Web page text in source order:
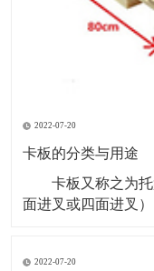
2022-07-20
卡板的分类与用途
卡板又称之为
面进叉或四面进叉
量不同。产品蓝色
2022-07-20